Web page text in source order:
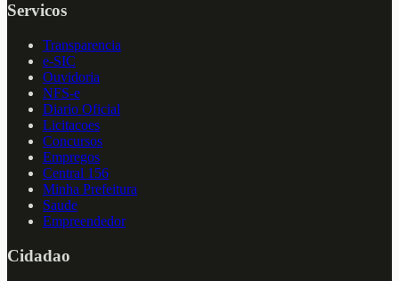
Servicos
Transparencia
e-SIC
Ouvidoria
NFS-e
Diario Oficial
Licitacoes
Concursos
Empregos
Central 156
Minha Prefeitura
Saude
Empreendedor
Cidadao